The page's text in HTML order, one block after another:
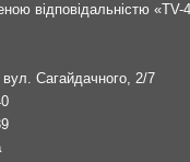
відповідальністю «TV-
Сагайдачного, 2/7